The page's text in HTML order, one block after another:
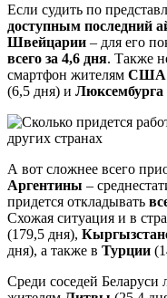
Если судить по
доступным последний
Швейцарии – для его
всего за 4,6 дня. Также
смартфон жителям США
(6,5 дня) и Люксембурга
А вот сложнее всего
Аргентины –
придется откладывать
Схожая ситуация и в
(179,5 дня),
дня), а также в Турции
Среди соседей Беларуси